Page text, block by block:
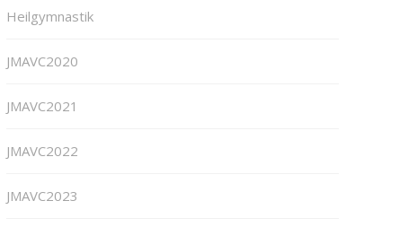
Heilgymnastik
JMAVC2020
JMAVC2021
JMAVC2022
JMAVC2023